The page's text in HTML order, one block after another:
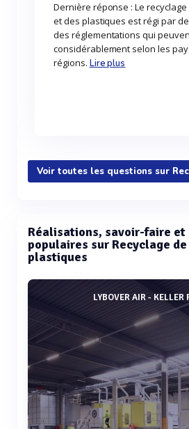
Dernière réponse : Le
et des plastiques est régi par
des réglementations qui
considérablement selon les
régions. Lire plus
Voir toutes les questions sur
Réalisations, savoir-faire
populaires sur Recyclage
plastiques
LYBOVER AIR -